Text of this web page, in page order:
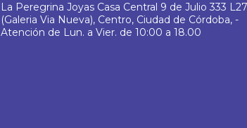
La Peregrina Joyas Casa Central 9 de Julio 333 L27
(Galeria Via Nueva), Centro, Ciudad de Córdoba, -
Atención de Lun. a Vier. de 10:00 a 18.00